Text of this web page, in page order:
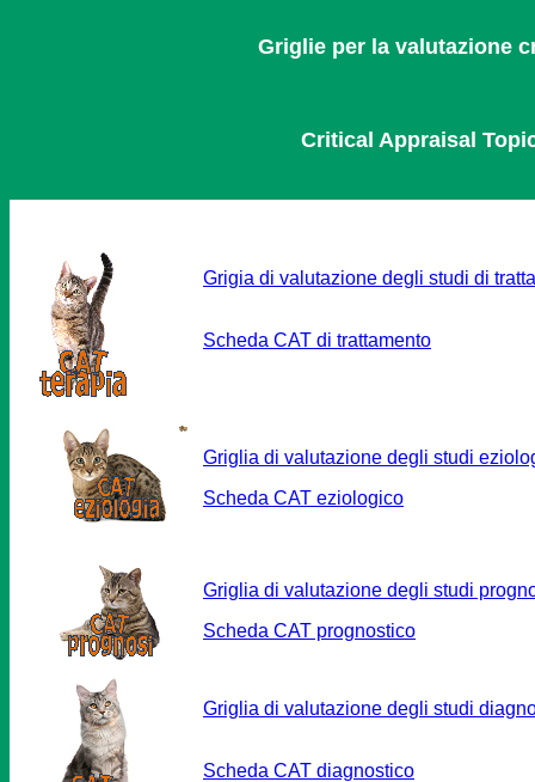
Griglie per la valutazione
Critical Appraisal
Grigia di valutazione degli studi di
Scheda CAT di trattamento
Griglia di valutazione degli studi
Scheda CAT eziologico
Griglia di valutazione degli studi
Scheda CAT prognostico
Griglia di valutazione degli studi
Scheda CAT diagnostico